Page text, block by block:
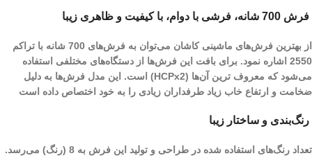
فرش 700 شانه، فرشی با دوام، با کیفیت و ظاهری زیبا
از بهترین فرش‌های ماشینی کاشان می‌توان به فرش‌های 700 شانه با تراکم
2550 اشاره نمود. برای بافت این فرش‌ها از دستگاه‌های مختلفی استفاده
می‌شود که معروف ترین آن‌ها (HCPx2) است. این مدل فرش‌ها به دلیل
ضخامت و ارتفاع خاب زیاد طرفداران زیادی را به خود اختصاص داده است
رنگ‌بندی و ساختار زیبا
تعداد رنگ‌های استفاده شده در طراحی و تولید این فرش به 8 (رنگ) می‌رسد.